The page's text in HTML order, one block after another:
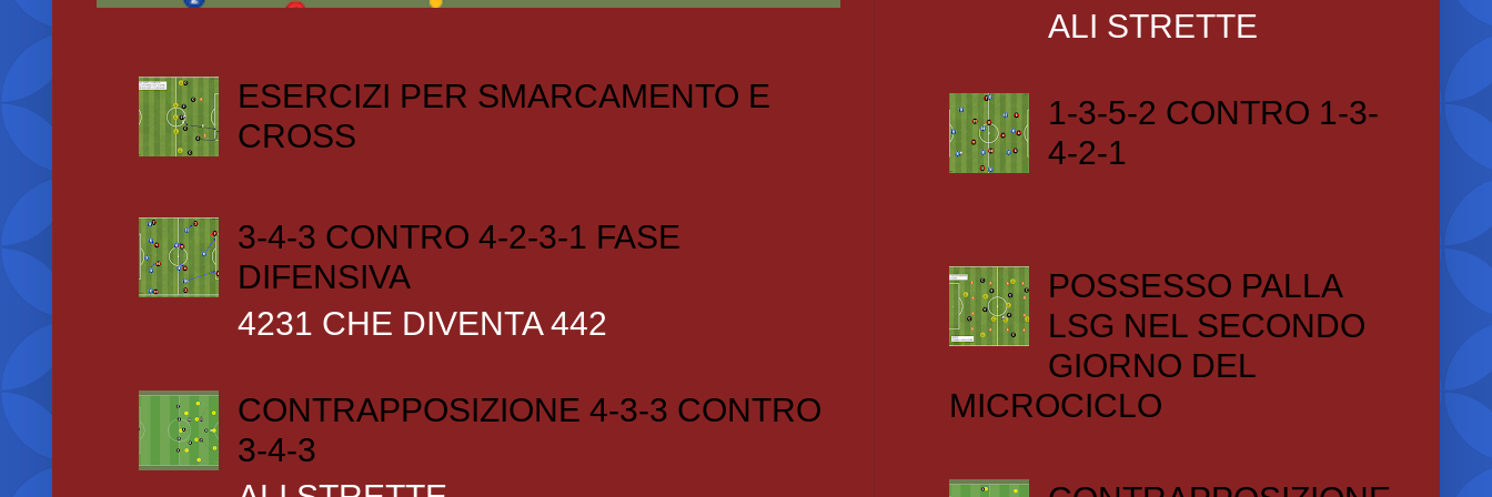
ESERCIZI PER SMARCAMENTO E
CROSS
3-4-3 CONTRO 4-2-3-1 FASE
DIFENSIVA
4231 CHE DIVENTA 442
CONTRAPPOSIZIONE 4-3-3 CONTRO
3-4-3
ALI STRETTE
1-3-5-2 CONTRO 1-3-
4-2-1
POSSESSO PALLA
LSG NEL SECONDO
GIORNO DEL
MICROCICLO